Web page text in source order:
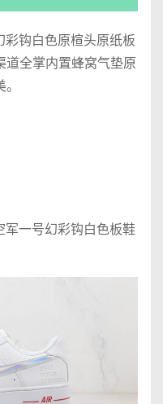
钩白色原楦头原纸板
全掌内置蜂窝气垫原
一号幻彩钩白色板鞋